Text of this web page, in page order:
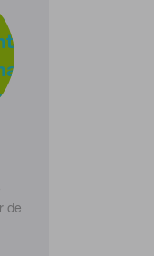
clients/
plugins/
de